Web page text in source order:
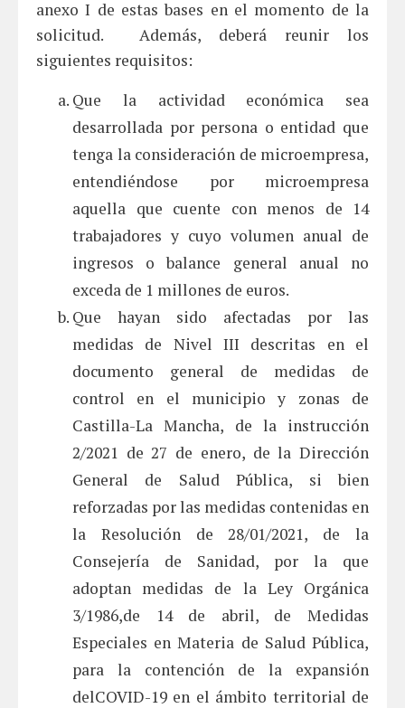
anexo I de estas bases en el momento de la
solicitud. Además, deberá reunir los
siguientes requisitos:
Que la actividad económica sea
desarrollada por persona o entidad que
tenga la consideración de microempresa,
entendiéndose por microempresa
aquella que cuente con menos de 14
trabajadores y cuyo volumen anual de
ingresos o balance general anual no
exceda de 1 millones de euros.
Que hayan sido afectadas por las
medidas de Nivel III descritas en el
documento general de medidas de
control en el municipio y zonas de
Castilla-La Mancha, de la instrucción
2/2021 de 27 de enero, de la Dirección
General de Salud Pública, si bien
reforzadas por las medidas contenidas en
la Resolución de 28/01/2021, de la
Consejería de Sanidad, por la que
adoptan medidas de la Ley Orgánica
3/1986,de 14 de abril, de Medidas
Especiales en Materia de Salud Pública,
para la contención de la expansión
delCOVID-19 en el ámbito territorial de